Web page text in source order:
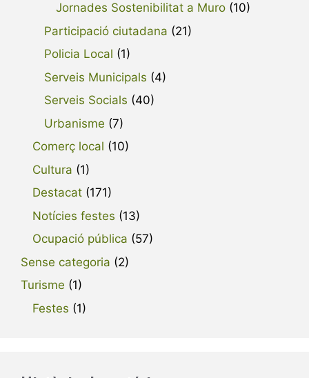
Jornades Sostenibilitat a Muro (10)
Participació ciutadana (21)
Policia Local (1)
Serveis Municipals (4)
Serveis Socials (40)
Urbanisme (7)
Comerç local (10)
Cultura (1)
Destacat (171)
Notícies festes (13)
Ocupació pública (57)
Sense categoria (2)
Turisme (1)
Festes (1)